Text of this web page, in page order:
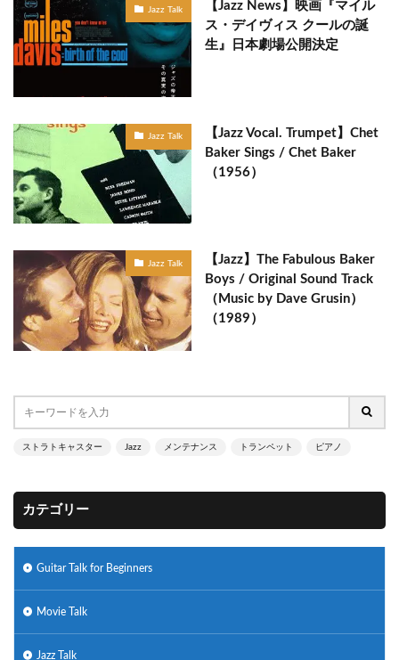
Jazz Talk
【Jazz News】映画『マイル
ス・デイヴィス クールの誕
生』日本劇場公開決定
Jazz Talk
【Jazz Vocal. Trumpet】Chet
Baker Sings / Chet Baker
（1956）
Jazz Talk
【Jazz】The Fabulous Baker
Boys / Original Sound Track
（Music by Dave Grusin）
（1989）
ストラトキャスター Jazz メンテナンス トランペット ピアノ
カテゴリー
Guitar Talk for Beginners
Movie Talk
Jazz Talk